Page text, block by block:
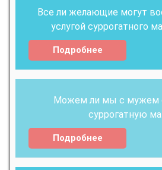
Все ли желающие могут
услугой суррогатного
Подробнее
Можем ли мы с мужем
суррогатную
Подробнее